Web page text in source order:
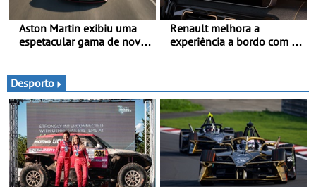
Aston Martin exibiu uma
espetacular gama de novos
Renault melhora a
experiência a bordo com o
link
Desporto